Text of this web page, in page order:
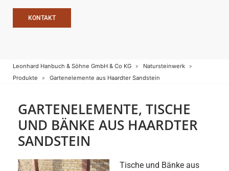
KONTAKT
Leonhard Hanbuch & Söhne GmbH & Co KG
Natursteinwerk
Produkte
Gartenelemente aus Haardter Sandstein
GARTENELEMENTE, TISCHE
UND BÄNKE AUS HAARDTER
SANDSTEIN
Tische und Bänke aus